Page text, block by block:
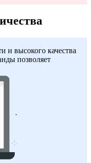
и высокого качества
позволяет